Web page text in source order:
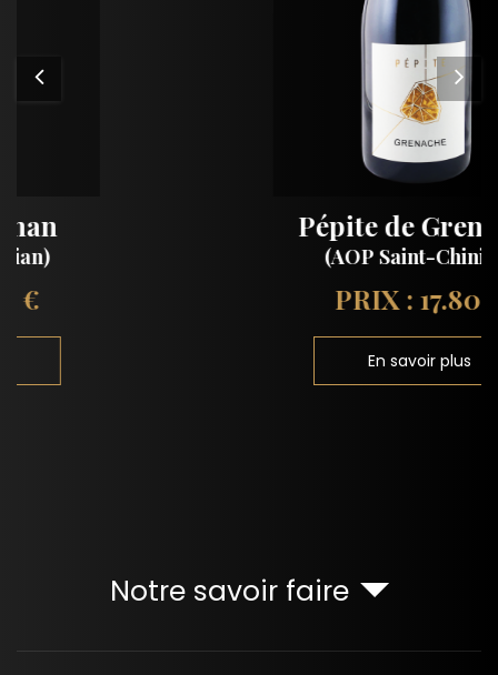
Pépite de Grenache
(AOP Saint-Chinian)
PRIX : 17.80 €
Notre savoir faire